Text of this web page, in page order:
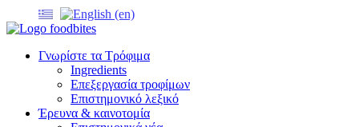
Γνωρίστε τα Τρόφιμα
Ingredients
Επεξεργασία τροφίμων
Επιστημονικό λεξικό
Έρευνα & καινοτομία